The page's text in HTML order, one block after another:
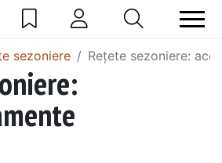
sezoniere Rețete sezoniere: